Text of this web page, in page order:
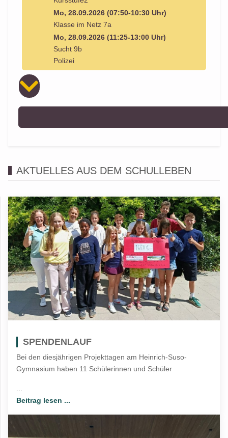
Mo, 28.09.2026 (07:50-10:30 Uhr)
Klasse im Netz 7a
Mo, 28.09.2026 (11:25-13:00 Uhr)
Sucht 9b
Polizei
AKTUELLES AUS DEM SCHULLEBEN
SPENDENLAUF
Bei den diesjährigen Projekttagen am Heinrich-Suso-
Gymnasium haben 11 Schülerinnen und Schüler
Beitrag lesen ...